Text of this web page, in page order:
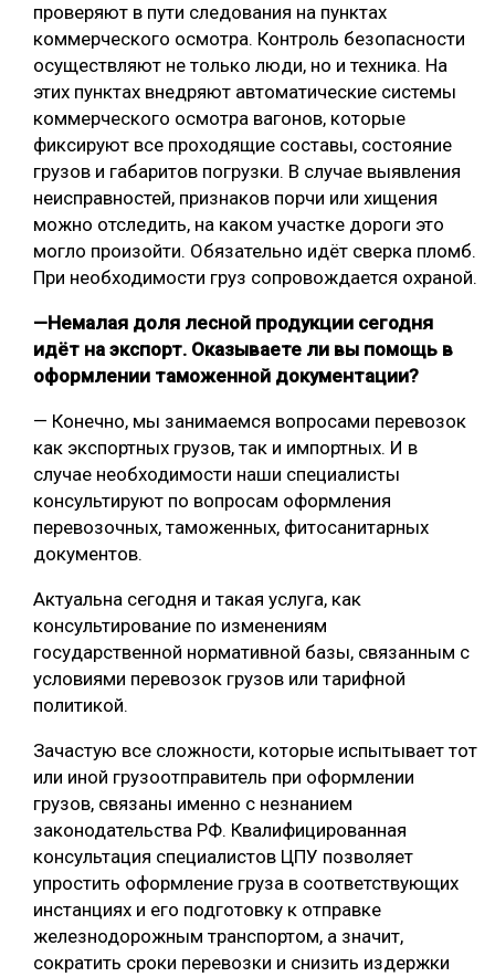
проверяют в пути следования на пунктах
коммерческого осмотра. Контроль безопасности
осуществляют не только люди, но и техника. На
этих пунктах внедряют автоматические системы
коммерческого осмотра вагонов, которые
фиксируют все проходящие составы, состояние
грузов и габаритов погрузки. В случае выявления
неисправностей, признаков порчи или хищения
можно отследить, на каком участке дороги это
могло произойти. Обязательно идёт сверка пломб.
При необходимости груз сопровождается охраной.
—Немалая доля лесной продукции сегодня
идёт на экспорт. Оказываете ли вы помощь в
оформлении таможенной документации?
— Конечно, мы занимаемся вопросами перевозок
как экспортных грузов, так и импортных. И в
случае необходимости наши специалисты
консультируют по вопросам оформления
перевозочных, таможенных, фитосанитарных
документов.
Актуальна сегодня и такая услуга, как
консультирование по изменениям
государственной нормативной базы, связанным с
условиями перевозок грузов или тарифной
политикой.
Зачастую все сложности, которые испытывает тот
или иной грузоотправитель при оформлении
грузов, связаны именно с незнанием
законодательства РФ. Квалифицированная
консультация специалистов ЦПУ позволяет
упростить оформление груза в соответствующих
инстанциях и его подготовку к отправке
железнодорожным транспортом, а значит,
сократить сроки перевозки и снизить издержки